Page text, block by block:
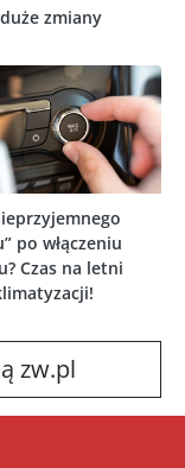
zmiany
po włączeniu
Czas na letni
zw.pl